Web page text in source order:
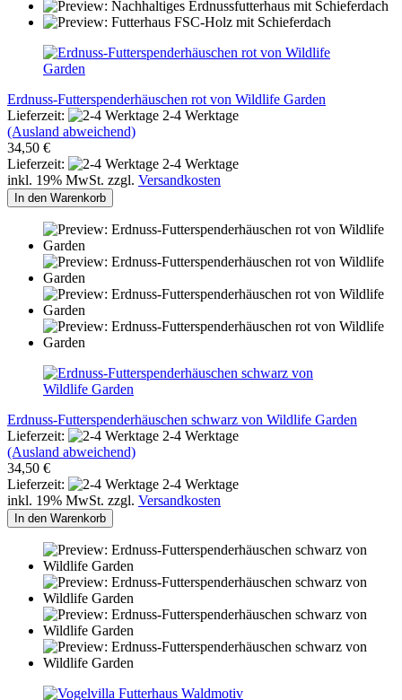
Erdnuss-Futterspenderhäuschen rot von Wildlife Garden
Lieferzeit:
2-4 Werktage
(Ausland abweichend)
34,50 €
Lieferzeit:
2-4 Werktage
inkl. 19% MwSt. zzgl. Versandkosten
In den Warenkorb
Erdnuss-Futterspenderhäuschen schwarz von Wildlife Garden
Lieferzeit:
2-4 Werktage
(Ausland abweichend)
34,50 €
Lieferzeit:
2-4 Werktage
inkl. 19% MwSt. zzgl. Versandkosten
In den Warenkorb